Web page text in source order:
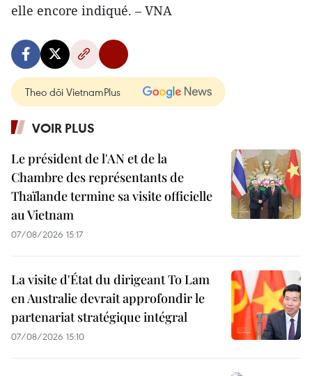
elle encore indiqué. – VNA
Theo dõi VietnamPlus
VOIR PLUS
Le président de l'AN et de la
Chambre des représentants de
Thaïlande termine sa visite officielle
au Vietnam
07/08/2026 15:17
La visite d'État du dirigeant To Lam
en Australie devrait approfondir le
partenariat stratégique intégral
07/08/2026 15:10